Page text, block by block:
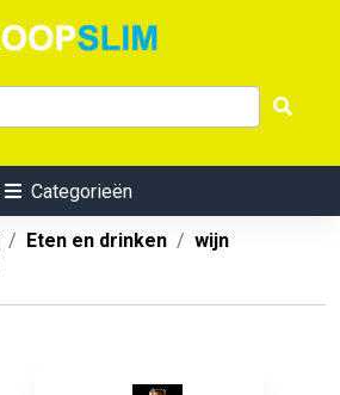
Categorieën
Eten en drinken
wijn